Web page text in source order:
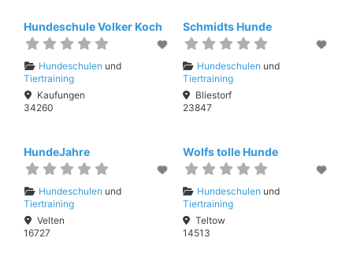
Hundeschule Volker Koch
Hundeschulen und
Tiertraining
Kaufungen
34260
Schmidts Hunde
Hundeschulen und
Tiertraining
Bliestorf
23847
HundeJahre
Hundeschulen und
Tiertraining
Velten
16727
Wolfs tolle Hunde
Hundeschulen und
Tiertraining
Teltow
14513